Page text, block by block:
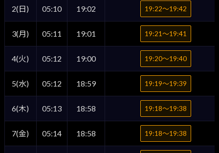
2(日) 05:10 19:02 19:22〜19:42
3(月) 05:11 19:01 19:21〜19:41
4(火) 05:12 19:00 19:20〜19:40
5(水) 05:12 18:59 19:19〜19:39
6(木) 05:13 18:58 19:18〜19:38
7(金) 05:14 18:58 19:18〜19:38